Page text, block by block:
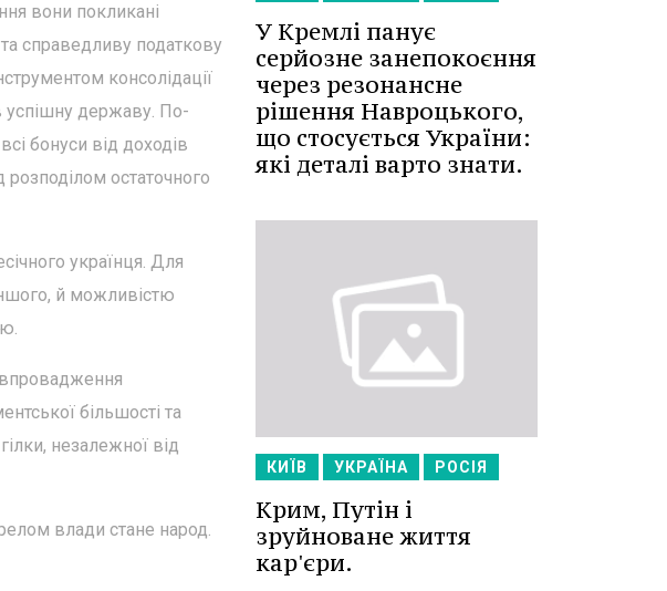
вони покликані
справедливу податкову
консолідації
успішну державу. По-
бонуси від доходів
остаточного
українця. Для
й можливістю
впровадження
більшості та
незалежної від
влади стане народ.
У Кремлі панує
серйозне занепокоєння
через резонансне
рішення Навроцького,
що стосується України:
які деталі варто знати.
КИЇВ УКРАЇНА РОСІЯ
Крим, Путін і
зруйноване життя
кар'єри.